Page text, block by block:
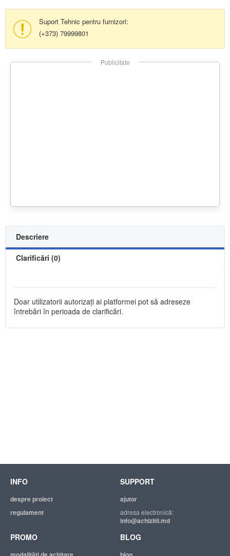
Suport Tehnic pentru furnizori:
(+373) 79999801
Publicitate
Descriere
Clarificări (0)
Doar utilizatorii autorizați ai platformei pot să adreseze
întrebări în perioada de clarificări.
INFO
despre proiect
regulament
SUPPORT
ajutor
adresa electronică:
info@achizitii.md
PROMO BLOG